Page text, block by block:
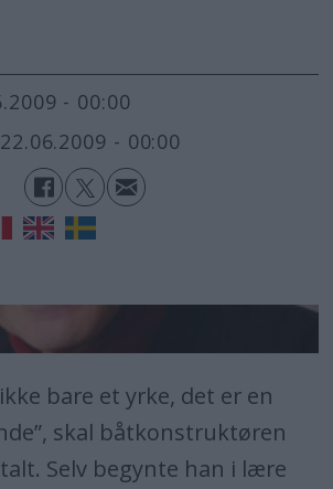
- 00:00
22.06.2009 - 00:00
bare et yrke, det er en
skal båtkonstruktøren
Selv begynte han i lære